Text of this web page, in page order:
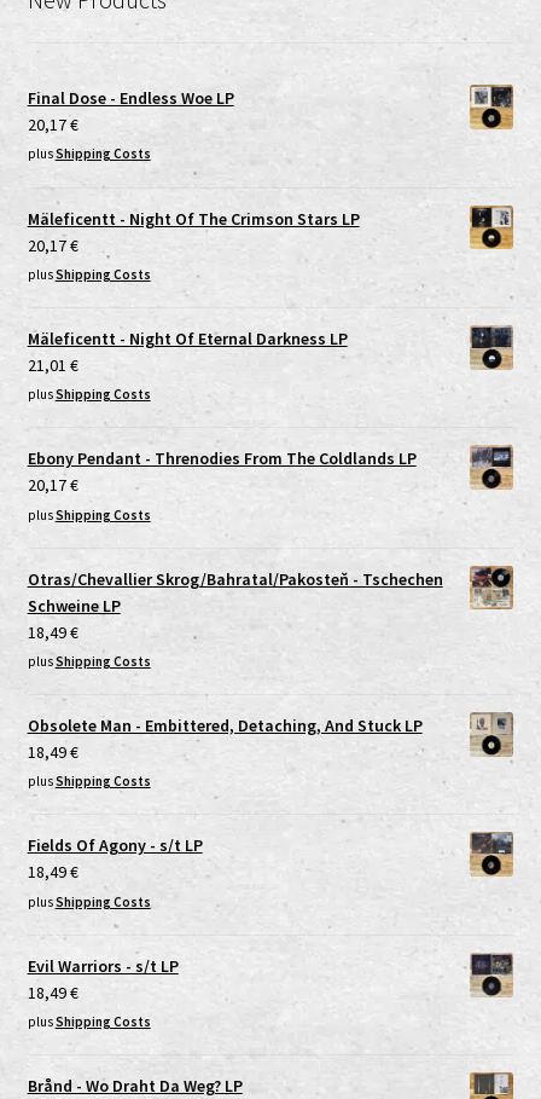
Final Dose - Endless Woe LP
20,17€
plusShipping Costs
Mäleficentt - Night Of The Crimson Stars LP
20,17€
plusShipping Costs
Mäleficentt - Night Of Eternal Darkness LP
21,01 €
plusShipping Costs
Ebony Pendant - Threnodies From The Coldlands LP
20,17€
plusShipping Costs
Otras/Chevallier Skrog/Bahratal/Pakosteň - Tschechen
Schweine LP
18,49€
plusShipping Costs
Obsolete Man - Embittered, Detaching, And Stuck LP
18,49€
plusShipping Costs
Fields Of Agony - s/t LP
18,49€
plusShipping Costs
Evil Warriors - s/t LP
18,49€
plusShipping Costs
Brånd - Wo Draht Da Weg? LP